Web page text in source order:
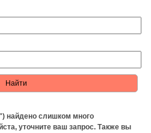
найдено слишком много
уточните ваш запрос.Также вы